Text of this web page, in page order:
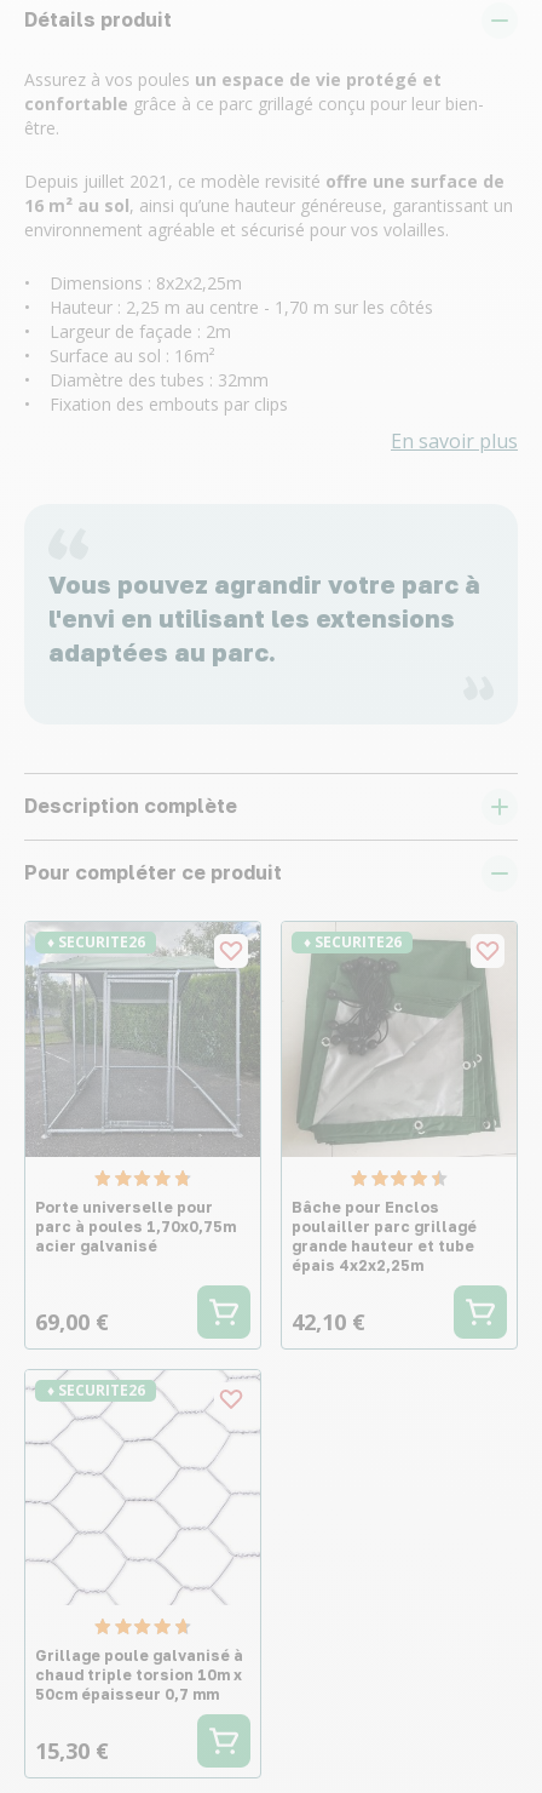
Détails produit
Assurez à vos poules un espace de vie protégé et
confortable grâce à ce parc grillagé conçu pour leur bien-
être.
Depuis juillet 2021, ce modèle revisité offre une surface de
16 m² au sol, ainsi qu’une hauteur généreuse, garantissant un
environnement agréable et sécurisé pour vos volailles.
• Dimensions : 8x2x2,25m
• Hauteur : 2,25 m au centre - 1,70 m sur les côtés
• Largeur de façade : 2m
• Surface au sol : 16m²
• Diamètre des tubes : 32mm
• Fixation des embouts par clips
En savoir plus
Vous pouvez agrandir votre parc à
l'envi en utilisant les extensions
adaptées au parc.
Description complète
Pour compléter ce produit
♦ SECURITE26
Porte universelle pour
parc à poules 1,70x0,75m
acier galvanisé
69,00 €
♦ SECURITE26
Bâche pour Enclos
poulailler parc grillagé
grande hauteur et tube
épais 4x2x2,25m
42,10 €
♦ SECURITE26
Grillage poule galvanisé à
chaud triple torsion 10m x
50cm épaisseur 0,7 mm
15,30 €